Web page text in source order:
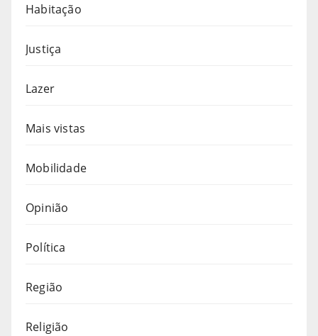
Habitação
Justiça
Lazer
Mais vistas
Mobilidade
Opinião
Política
Região
Religião